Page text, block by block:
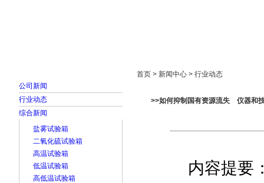
公司新闻
行业动态
综合新闻
盐雾试验箱
二氧化硫试验箱
高温试验箱
低温试验箱
高低温试验箱
首页 > 新闻中心 > 行业动态
>>如何抑制国有资源流失 仪器和
内容提要：